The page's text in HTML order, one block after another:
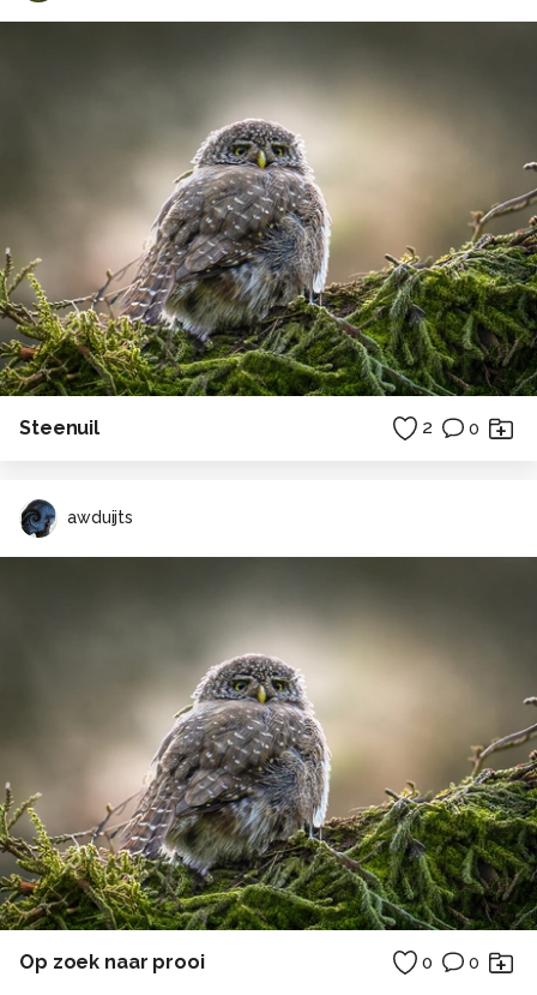
Steenuil 2 0
awduijts
Op zoek naar prooi 0 0